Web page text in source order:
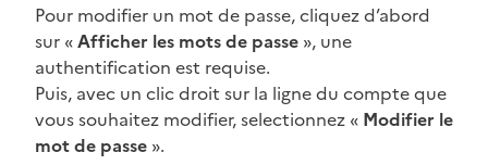
Pour modifier un mot de passe, cliquez d’abord
sur «Afficher les mots de passe », une
authentification est requise.
Puis, avec un clic droit sur la ligne du compte que
vous souhaitez modifier, selectionnez « Modifier le
mot de passe ».